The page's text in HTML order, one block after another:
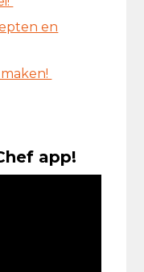
en
app!